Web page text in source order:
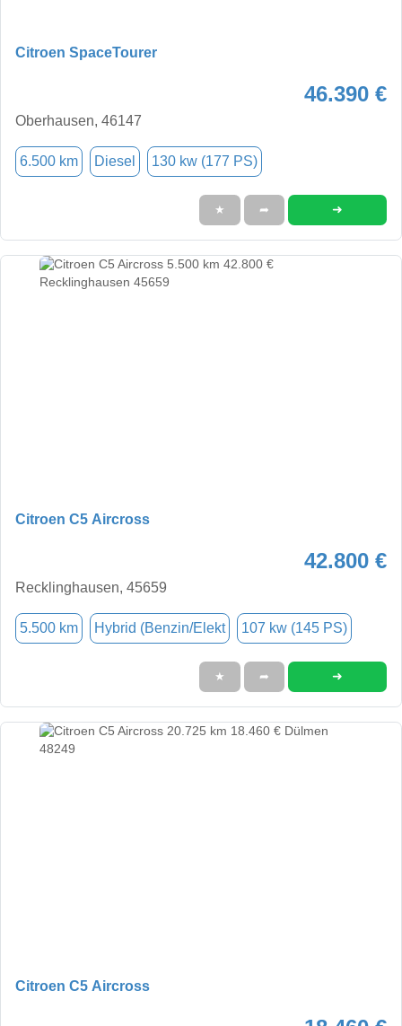
Citroen SpaceTourer
46.390 €
Oberhausen, 46147
6.500 km Diesel 130 kw (177 PS)
★ ➦ ➜
Citroen C5 Aircross
42.800 €
Recklinghausen, 45659
5.500 km Hybrid (Benzin/Elekt 107 kw (145 PS)
★ ➦ ➜
Citroen C5 Aircross